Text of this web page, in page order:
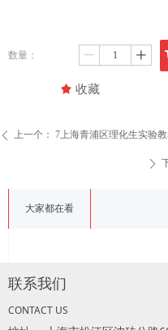
大家都在看
ꄴ 上一个： 7上海青浦区理化生实验
ꄲ
数量： ꄷ ꄸ
끄 收藏
联系我们
CONTACT US